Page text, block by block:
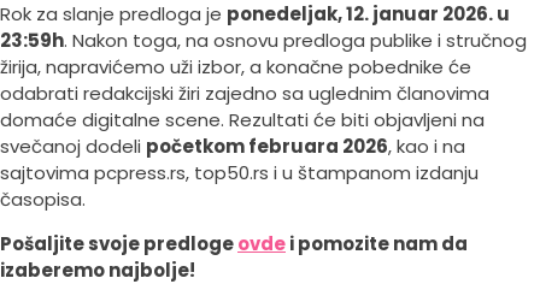
Rok za slanje predloga je ponedeljak, 12. januar 2026. u
23:59h. Nakon toga, na osnovu predloga publike i stručnog
žirija, napravićemo uži izbor, a konačne pobednike će
odabrati redakcijski žiri zajedno sa uglednim članovima
domaće digitalne scene. Rezultati će biti objavljeni na
svečanoj dodeli početkom februara 2026, kao i na
sajtovima pcpress.rs, top50.rs i u štampanom izdanju
časopisa.
Pošaljite svoje predlogeovdei pomozite nam da
izaberemo najbolje!